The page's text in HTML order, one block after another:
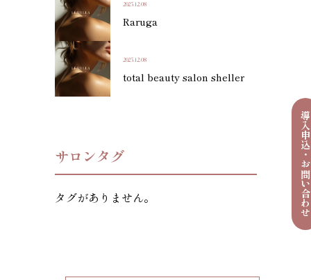
導入申込・
2025.12.08
Raruga
2025.12.08
total beauty salon sheller
サロンタグ
タグがありません。